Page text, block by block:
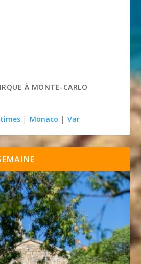
À MONTE-CARLO
| Monaco | Var